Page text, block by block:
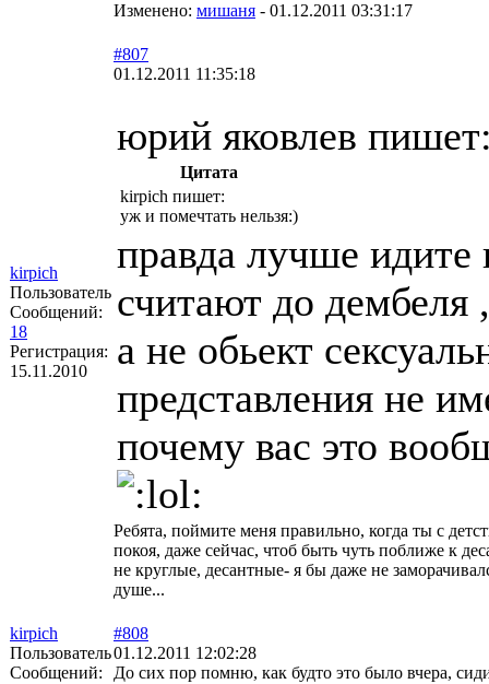
Изменено: мишаня - 01.12.2011 03:31:17
kirpich
Пользователь
Сообщений:
18
Регистрация:
15.11.2010
#807
01.12.2011 11:35:18
юрий яковлев
Цитата
kirpich пишет:
уж и помечтать нельзя:)
правда лучше
считают до дембеля
а не обьект
представления не
почему вас это
Ребята, поймите меня правильно, когда ты с
покоя, даже сейчас, чтоб быть чуть поближе к
не круглые, десантные- я бы даже не
душе...
kirpich
Пользователь
Сообщений:
#808
01.12.2011 12:02:28
До сих пор помню, как будто это было вчера,